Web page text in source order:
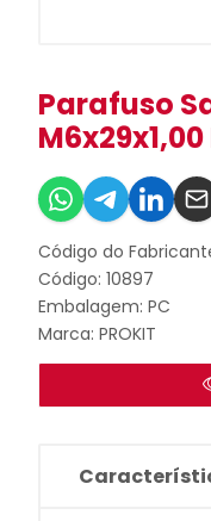
Parafuso
Código do
Código: 10897
Embalagem: PC
Marca: PROKIT